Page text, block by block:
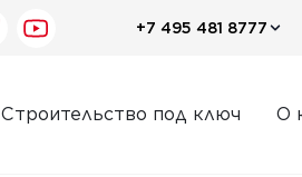
+7 495 481 8777
Строительство под ключ О